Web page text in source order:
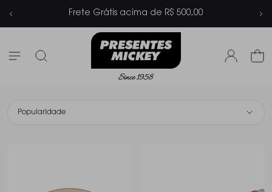
Parcelamento em até 6x sem juros
Popularidade